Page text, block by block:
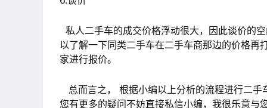
私人二手车的成交价格浮动很大，因此谈价的
以了解一下同类二手车在二手车商那边的价格再
家进行报价。
总而言之， 根据小编以上分析的流程进行二手
您有更多的疑问不妨直接私信小编，我很乐意与